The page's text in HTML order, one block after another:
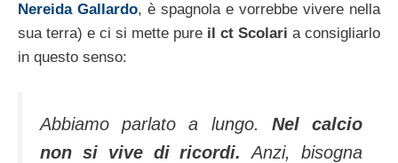
Nereida Gallardo, è spagnola e vorrebbe vivere nella
sua terra) e ci si mette pure il ct Scolari a consigliarlo
in questo senso:
Abbiamo parlato a lungo.
Nel calcio
non si vive di ricordi.Anzi, bisogna